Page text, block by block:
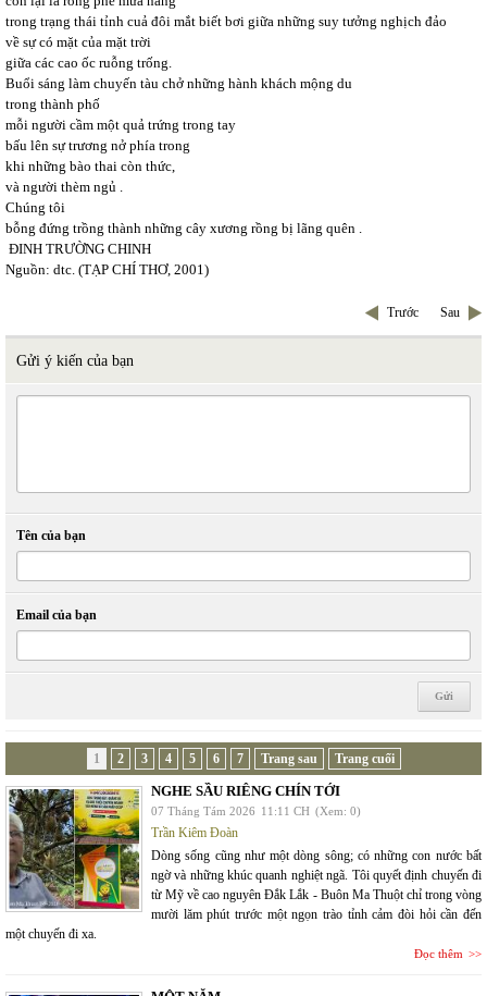
trong trạng thái tỉnh cuả đôi mắt biết bơi giữa những suy tưởng nghịch đảo
về sự có mặt của mặt trời
giữa các cao ốc ruỗng trống.
Buổi sáng làm chuyến tàu chở những hành khách mộng du
trong thành phố
mỗi người cầm một quả trứng trong tay
bấu lên sự trương nở phía trong
khi những bào thai còn thức,
và người thèm ngủ .
Chúng tôi
bỗng đứng trồng thành những cây xương rồng bị lãng quên .
ĐINH TRƯỜNG CHINH
Nguồn: dtc. (TẠP CHÍ THƠ, 2001)
Trước Sau
Gửi ý kiến của bạn
Tên của bạn
Email của bạn
1 2 3 4 5 6 7 Trang sau Trang cuối
NGHE SẦU RIÊNG CHÍN TỚI
07 Tháng Tám 2026 11:11 CH (Xem: 0)
Trần Kiêm Đoàn
Dòng sống cũng như một dòng sông; có những con nước bất
ngờ và những khúc quanh nghiệt ngã. Tôi quyết định chuyến đi
từ Mỹ về cao nguyên Đắk Lắk - Buôn Ma Thuột chỉ trong vòng
mười lăm phút trước một ngọn trào tỉnh cảm đòi hỏi cần đến
một chuyến đi xa.
Đọc thêm